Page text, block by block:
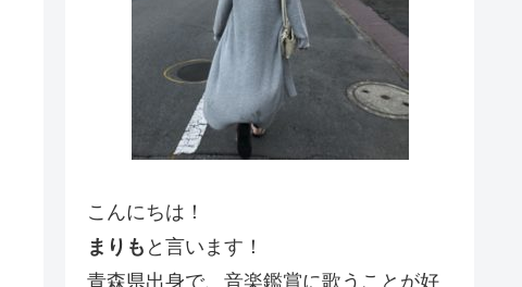
こんにちは！
まりも と言います！
青森県出身で、音楽鑑賞に歌うことが好